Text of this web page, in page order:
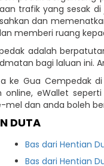
trafik yang sesak
dan
memberi ruang
adalah
bagi laluan
Gua Cempedak
eWallet
dan anda boleh
DUTA
Bas dari Hentian
Bas dari Hentian